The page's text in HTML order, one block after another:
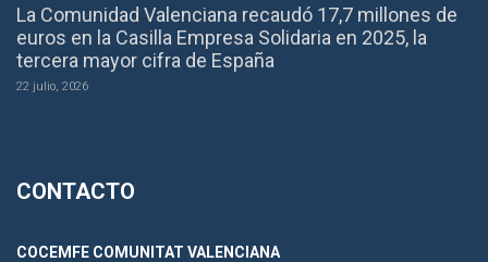
La Comunidad Valenciana recaudó 17,7 millones de
euros en la Casilla Empresa Solidaria en 2025, la
tercera mayor cifra de España
22 julio, 2026
CONTACTO
COCEMFE COMUNITAT VALENCIANA